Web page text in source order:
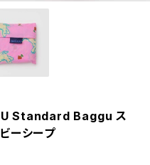
Standard Baggu ス
ーシープ